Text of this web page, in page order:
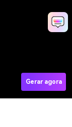
Gerar agora